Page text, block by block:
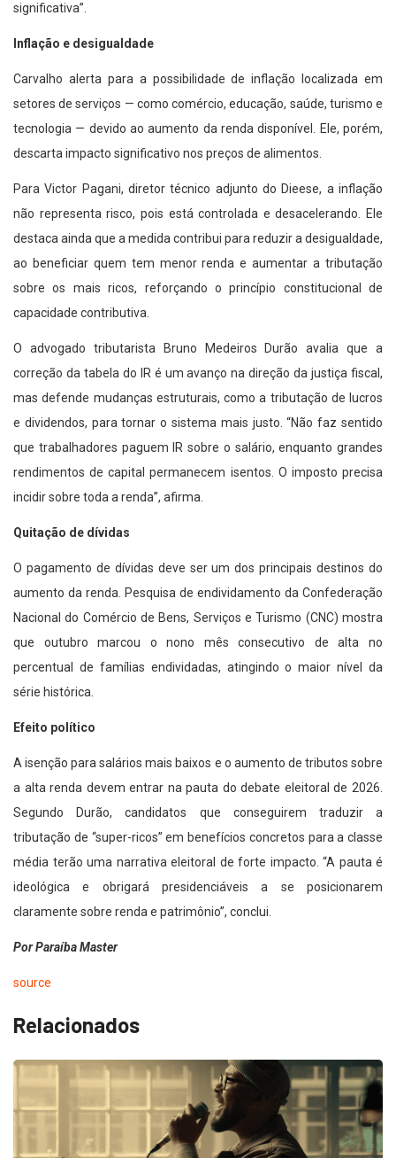
significativa”.
Inflação e desigualdade
Carvalho alerta para a possibilidade de inflação localizada em
setores de serviços — como comércio, educação, saúde, turismo e
tecnologia — devido ao aumento da renda disponível. Ele, porém,
descarta impacto significativo nos preços de alimentos.
Para Victor Pagani, diretor técnico adjunto do Dieese, a inflação
não representa risco, pois está controlada e desacelerando. Ele
destaca ainda que a medida contribui para reduzir a desigualdade,
ao beneficiar quem tem menor renda e aumentar a tributação
sobre os mais ricos, reforçando o princípio constitucional de
capacidade contributiva.
O advogado tributarista Bruno Medeiros Durão avalia que a
correção da tabela do IR é um avanço na direção da justiça fiscal,
mas defende mudanças estruturais, como a tributação de lucros
e dividendos, para tornar o sistema mais justo. “Não faz sentido
que trabalhadores paguem IR sobre o salário, enquanto grandes
rendimentos de capital permanecem isentos. O imposto precisa
incidir sobre toda a renda”, afirma.
Quitação de dívidas
O pagamento de dívidas deve ser um dos principais destinos do
aumento da renda. Pesquisa de endividamento da Confederação
Nacional do Comércio de Bens, Serviços e Turismo (CNC) mostra
que outubro marcou o nono mês consecutivo de alta no
percentual de famílias endividadas, atingindo o maior nível da
série histórica.
Efeito político
A isenção para salários mais baixos e o aumento de tributos sobre
a alta renda devem entrar na pauta do debate eleitoral de 2026.
Segundo Durão, candidatos que conseguirem traduzir a
tributação de “super-ricos” em benefícios concretos para a classe
média terão uma narrativa eleitoral de forte impacto. “A pauta é
ideológica e obrigará presidenciáveis a se posicionarem
claramente sobre renda e patrimônio”, conclui.
Por Paraíba Master
source
Relacionados